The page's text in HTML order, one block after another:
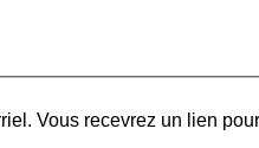
Vous recevrez un lien